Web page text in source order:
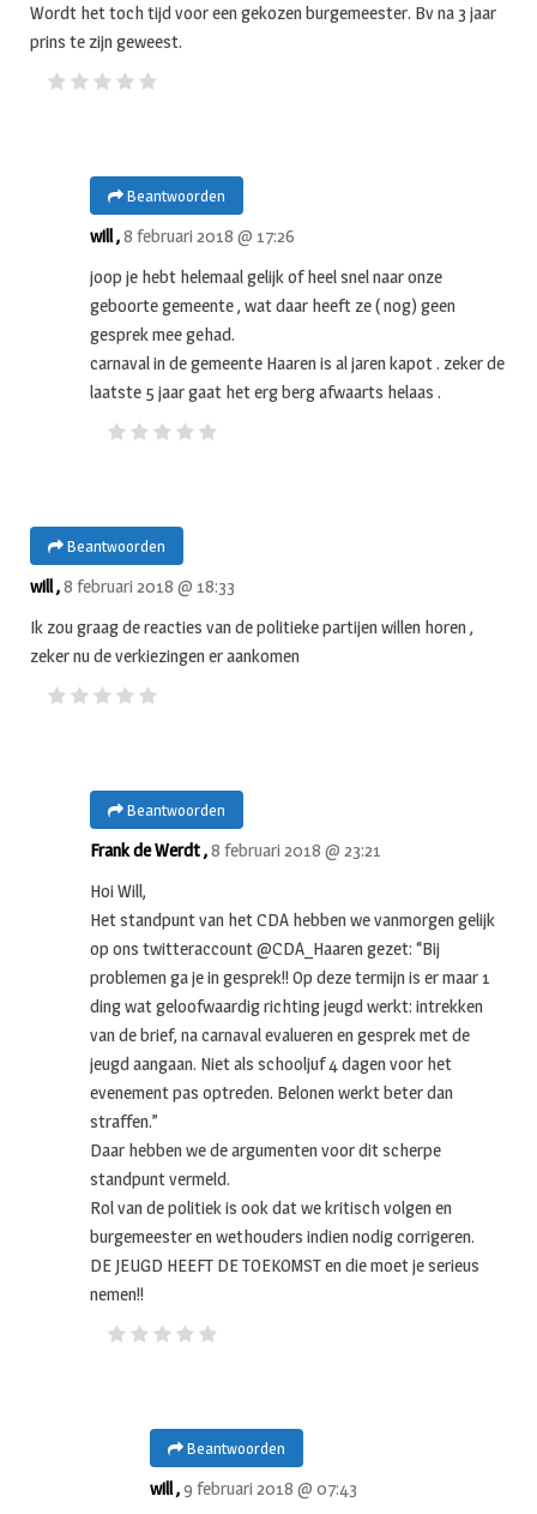
Wordt het toch tijd voor een gekozen burgemeester. Bv na 3 jaar
prins te zijn geweest.
Beantwoorden
will ,8 februari 2018 @ 17:26
joop je hebt helemaal gelijk of heel snel naar onze
geboorte gemeente , wat daar heeft ze ( nog) geen
gesprek mee gehad.
carnaval in de gemeente Haaren is al jaren kapot . zeker de
laatste 5 jaar gaat het erg berg afwaarts helaas .
Beantwoorden
will ,8 februari 2018 @ 18:33
Ik zou graag de reacties van de politieke partijen willen horen ,
zeker nu de verkiezingen er aankomen
Beantwoorden
Frank de Werdt ,8 februari 2018 @ 23:21
Hoi Will,
Het standpunt van het CDA hebben we vanmorgen gelijk
op ons twitteraccount @CDA_Haaren gezet: “Bij
problemen ga je in gesprek!! Op deze termijn is er maar 1
ding wat geloofwaardig richting jeugd werkt: intrekken
van de brief, na carnaval evalueren en gesprek met de
jeugd aangaan. Niet als schooljuf 4 dagen voor het
evenement pas optreden. Belonen werkt beter dan
straffen.”
Daar hebben we de argumenten voor dit scherpe
standpunt vermeld.
Rol van de politiek is ook dat we kritisch volgen en
burgemeester en wethouders indien nodig corrigeren.
DE JEUGD HEEFT DE TOEKOMST en die moet je serieus
nemen!!
Beantwoorden
will ,9 februari 2018 @ 07:43